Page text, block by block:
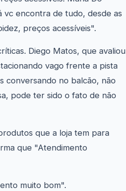
vc encontra de tudo, desde as
preços acessíveis".
Diego Matos, que avaliou
vago frente a pista
conversando no balcão, não
pode ter sido o fato de não
que a loja tem para
que "Atendimento
muito bom".